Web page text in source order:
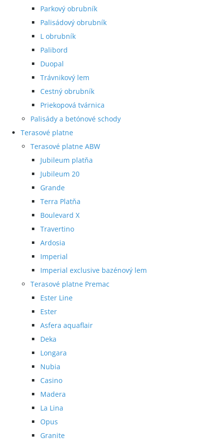
Parkový obrubník
Palisádový obrubník
L obrubník
Palibord
Duopal
Trávnikový lem
Cestný obrubník
Priekopová tvárnica
Palisády a betónové schody
Terasové platne
Terasové platne ABW
Jubileum platňa
Jubileum 20
Grande
Terra Platňa
Boulevard X
Travertino
Ardosia
Imperial
Imperial exclusive bazénový lem
Terasové platne Premac
Ester Line
Ester
Asfera aquaflair
Deka
Longara
Nubia
Casino
Madera
La Lina
Opus
Granite